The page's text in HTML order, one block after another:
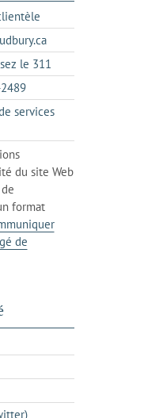
s'ouvre
dans
un
nouvel
s'ouvre
dans
votre
de
le 311
dans
un
client
téléphone
s'ouvre
dans
client
votre
services
du site Web
format
de